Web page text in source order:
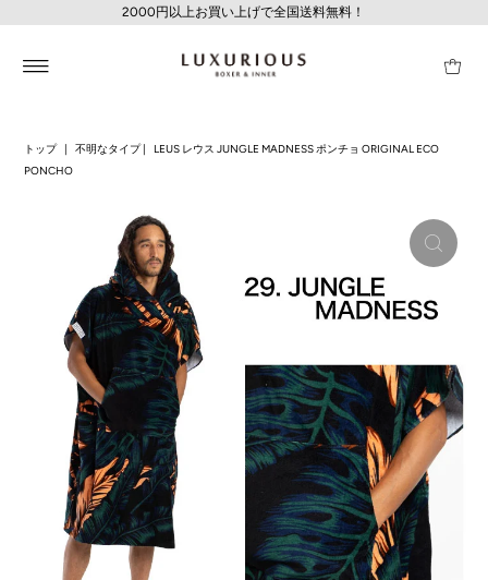
2000円以上お買い上げで全国送料無料！
トップ 不明なタイプ
LEUS レウス JUNGLE MADNESS ポンチョ ORIGINAL ECO
PONCHO